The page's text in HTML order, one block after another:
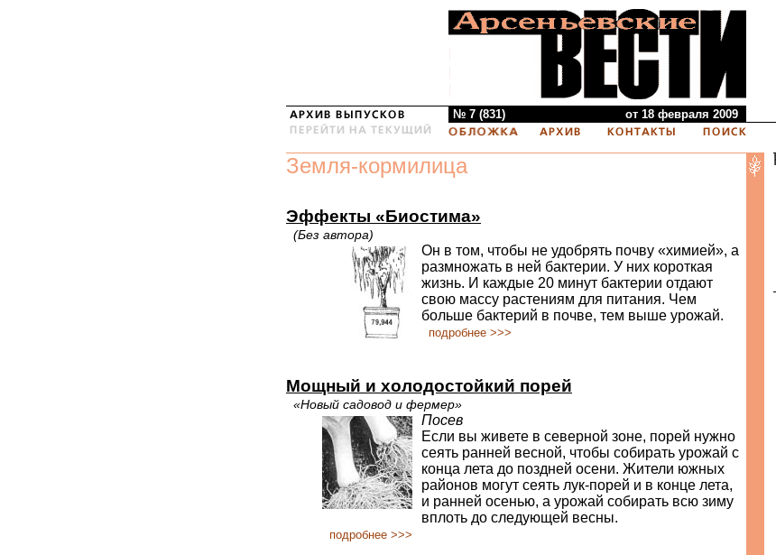
№ 7 (831) от 18 февраля 2009
Земля-кормилица
Эффекты «Биостима»
(Без автора)
Он в том, чтобы не удобрять почву «химией», а
размножать в ней бактерии. У них короткая
жизнь. И каждые 20 минут бактерии отдают
свою массу растениям для питания. Чем
больше бактерий в почве, тем выше урожай.
подробнее >>>
Мощный и холодостойкий порей
«Новый садовод и фермер»
Посев
Если вы живете в северной зоне, порей нужно
сеять ранней весной, чтобы собирать урожай с
конца лета до поздней осени. Жители южных
районов могут сеять лук-порей и в конце лета,
и ранней осенью, а урожай собирать всю зиму
вплоть до следующей весны.
подробнее >>>